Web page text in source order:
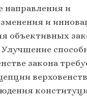
направления и
и
объективных
закона